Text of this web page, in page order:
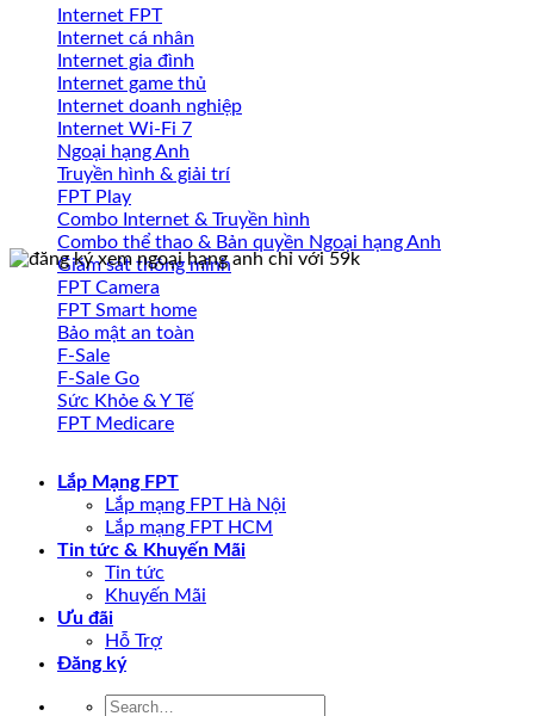
Internet FPT
Internet cá nhân
Internet gia đình
Internet game thủ
Internet doanh nghiệp
Internet Wi-Fi 7
Ngoại hạng Anh
Truyền hình & giải trí
FPT Play
Combo Internet & Truyền hình
Combo thể thao & Bản quyền Ngoại hạng Anh
Giám sát thông minh
FPT Camera
FPT Smart home
Bảo mật an toàn
F-Sale
F-Sale Go
Sức Khỏe & Y Tế
FPT Medicare
Lắp Mạng FPT
Lắp mạng FPT Hà Nội
Lắp mạng FPT HCM
Tin tức & Khuyến Mãi
Tin tức
Khuyến Mãi
Ưu đãi
Hỗ Trợ
Đăng ký